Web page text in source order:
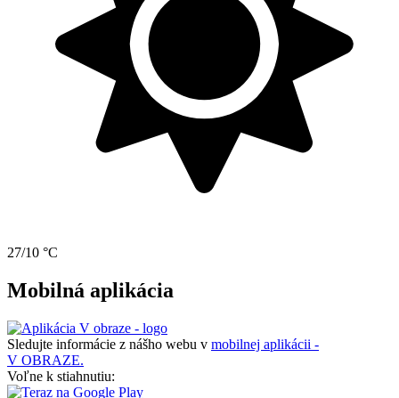
27/10 °C
Mobilná aplikácia
Sledujte informácie z nášho webu v mobilnej aplikácii -
V OBRAZE.
Voľne k stiahnutiu: